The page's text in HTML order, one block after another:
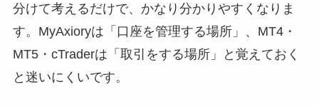
分けて考えるだけで、かなり分かりやすくなりま
す。MyAxioryは「口座を管理する場所」、MT4・
MT5・cTraderは「取引をする場所」と覚えておく
と迷いにくいです。